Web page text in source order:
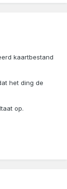
kaartbestand
het ding de
op.